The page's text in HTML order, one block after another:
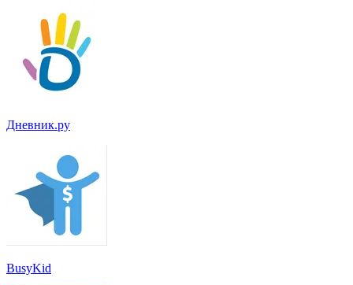
Дневник.ру
BusyKid